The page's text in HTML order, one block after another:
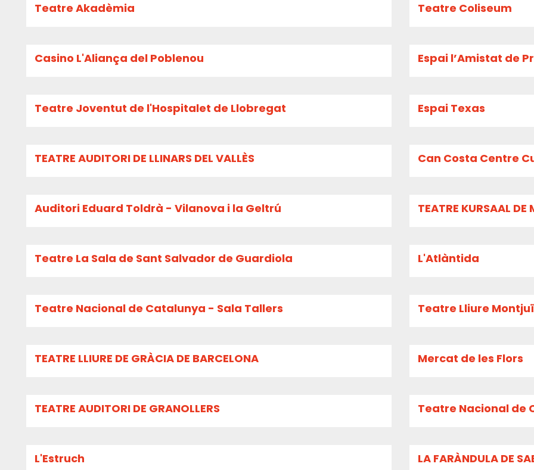
Teatre Akadèmia Teatre Coliseum
Casino L'Aliança del Poblenou Espai l’Amistat de
Teatre Joventut de l'Hospitalet de Llobregat Espai Texas
TEATRE AUDITORI DE LLINARS DEL VALLÈS Can Costa Centre
Auditori Eduard Toldrà - Vilanova i la Geltrú TEATRE KURSAAL DE
Teatre La Sala de Sant Salvador de Guardiola L'Atlàntida
Teatre Nacional de Catalunya - Sala Tallers Teatre Lliure
TEATRE LLIURE DE GRÀCIA DE BARCELONA Mercat de les Flors
TEATRE AUDITORI DE GRANOLLERS Teatre Nacional de
L'Estruch LA FARÀNDULA DE